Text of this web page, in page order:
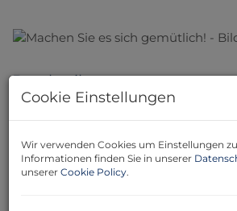
Beschreibung
Dieser gepflegte Bungalow mit
funktionales Wohnambiente,
wunderbare Kombination aus Small
Cookie Einstellungen
Wir verwenden Cookies um Einstellungen
Informationen finden Sie in unserer
unserer Cookie Policy.